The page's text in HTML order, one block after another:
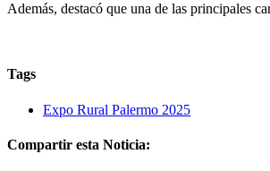
Además, destacó que una de las principales
Tags
Expo Rural Palermo 2025
Compartir esta Noticia: